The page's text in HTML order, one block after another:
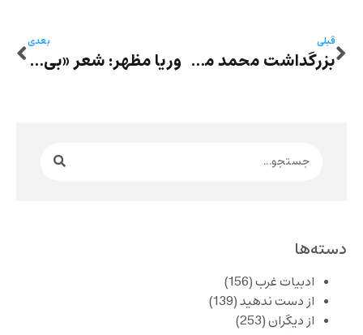
قبلی
بزرگداشت محمد محمدعلی با انتشار کتابی در نقد آثارش توسط انتشارات رها
بعدی
وریا مظهر: شعر «بی‌معنا» یا «نامعنا»؟
دسته‌ها
ادبیات غرب(156)
از دست ندهید(139)
از دیگران(253)